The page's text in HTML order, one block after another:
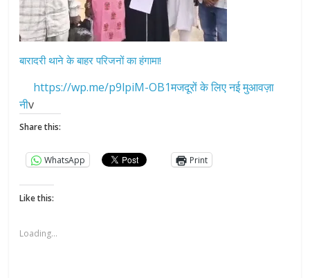
बारादरी थाने के बाहर परिजनों का हंगामा!
https://wp.me/p9lpiM-OB1मजदूरों के लिए नई मुआवज़ा
नीv
Share this:
WhatsApp Print
Like this:
Loading...